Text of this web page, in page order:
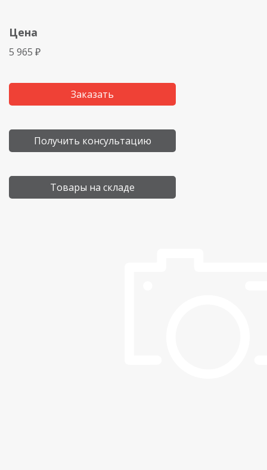
Цена
5 965 ₽
Заказать
Получить консультацию
Товары на складе